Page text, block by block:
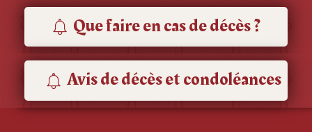
Que faire en cas de décès ?
Avis de décès et condoléances